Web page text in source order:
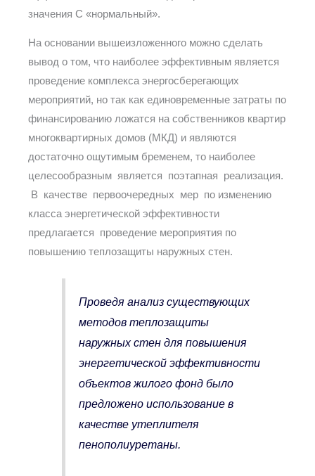
значения С «нормальный».
На основании вышеизложенного можно сделать
вывод о том, что наиболее эффективным является
проведение комплекса энергосберегающих
мероприятий, но так как единовременные затраты по
финансированию ложатся на собственников квартир
многоквартирных домов (МКД) и являются
достаточно ощутимым бременем, то наиболее
целесообразным является поэтапная реализация.
В качестве первоочередных мер по изменению
класса энергетической эффективности
предлагается проведение мероприятия по
повышению теплозащиты наружных стен.
Проведя анализ существующих
методов теплозащиты
наружных стен для повышения
энергетической эффективности
объектов жилого фонд было
предложено использование в
качестве утеплителя
пенополиуретаны.